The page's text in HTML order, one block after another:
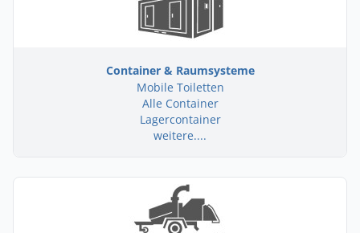
Container & Raumsysteme
Mobile Toiletten
Alle Container
Lagercontainer
weitere....